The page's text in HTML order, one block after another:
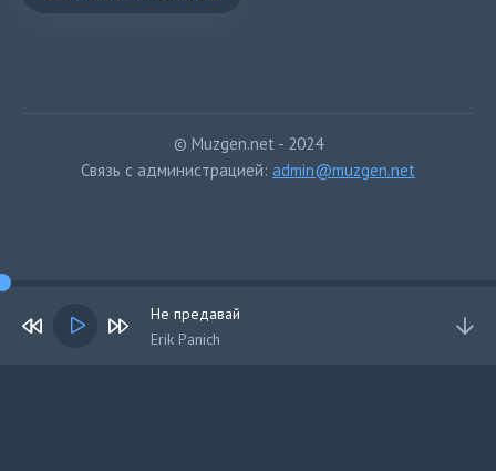
© Muzgen.net - 2024
Связь с администрацией: admin@muzgen.net
Не предавай
Erik Panich